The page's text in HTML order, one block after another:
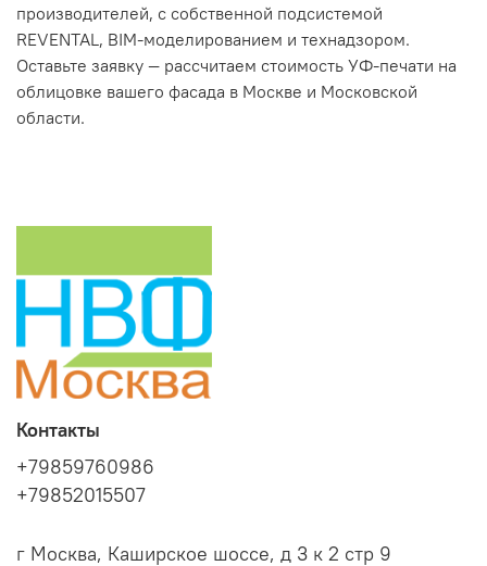
производителей, с собственной подсистемой
REVENTAL, BIM-моделированием и технадзором.
Оставьте заявку — рассчитаем стоимость УФ-печати на
облицовке вашего фасада в Москве и Московской
области.
Контакты
+79859760986
+79852015507
г Москва, Каширское шоссе, д 3 к 2 стр 9